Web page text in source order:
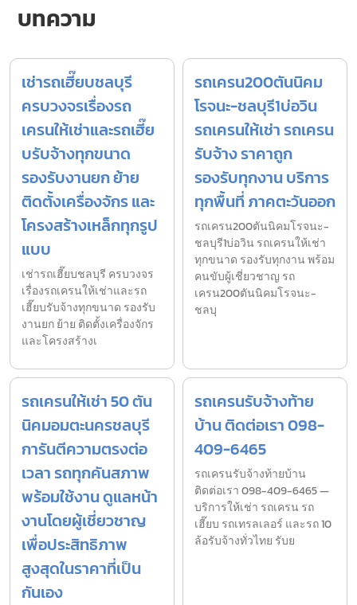
บทความ
เช่ารถเฮี๊ยบชลบุรี
ครบวงจรเรื่องรถ
เครนให้เช่าและรถเฮี๊ย
บรับจ้างทุกขนาด
รองรับงานยก ย้าย
ติดตั้งเครื่องจักร และ
โครงสร้างเหล็กทุกรูป
แบบ
เช่ารถเฮี๊ยบชลบุรี ครบวงจร
เรื่องรถเครนให้เช่าและรถ
เฮี๊ยบรับจ้างทุกขนาด รองรับ
งานยก ย้าย ติดตั้งเครื่องจักร
และโครงสร้างเ
รถเครน200ตันนิคม
โรจนะ-ชลบุรี1บ่อวิน
รถเครนให้เช่า รถเครน
รับจ้าง ราคาถูก
รองรับทุกงาน บริการ
ทุกพื้นที่ ภาคตะวันออก
รถเครน200ตันนิคมโรจนะ-
ชลบุรี1บ่อวิน รถเครนให้เช่า
ทุกขนาด รองรับทุกงาน พร้อม
คนขับผู้เชี่ยวชาญ รถ
เครน200ตันนิคมโรจนะ-
ชลบุ
รถเครนให้เช่า 50 ตัน
นิคมอมตะนครชลบุรี
การันตีความตรงต่อ
เวลา รถทุกคันสภาพ
พร้อมใช้งาน ดูแลหน้า
งานโดยผู้เชี่ยวชาญ
เพื่อประสิทธิภาพ
สูงสุดในราคาที่เป็น
กันเอง
รถเครนรับจ้างท้าย
บ้าน ติดต่อเรา 098-
409-6465
รถเครนรับจ้างท้ายบ้าน
ติดต่อเรา 098-409-6465 —
บริการให้เช่า รถเครน รถ
เฮี๊ยบ รถเทรลเลอร์ และรถ 10
ล้อรับจ้างทั่วไทย รับย